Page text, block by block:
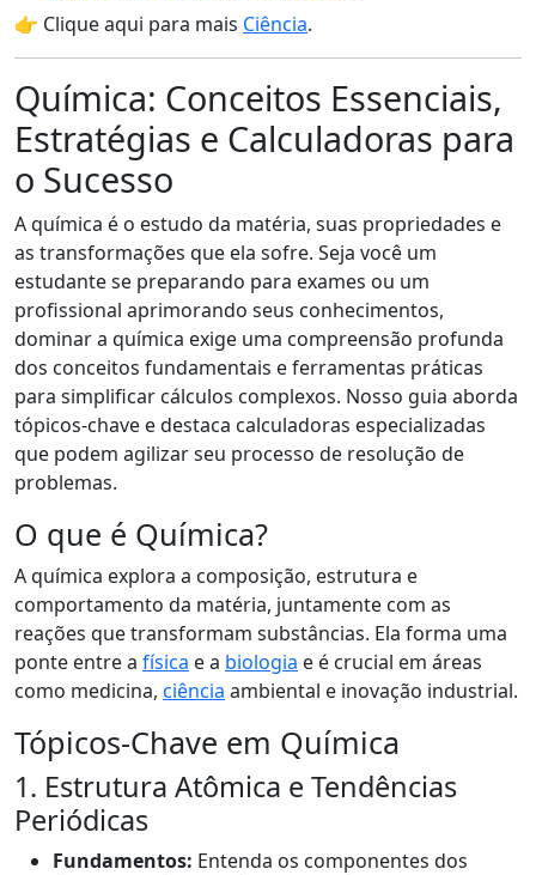
👉 Clique aqui para mais Ciência.
Química: Conceitos Essenciais,
Estratégias e Calculadoras para
o Sucesso
A química é o estudo da matéria, suas propriedades e
as transformações que ela sofre. Seja você um
estudante se preparando para exames ou um
profissional aprimorando seus conhecimentos,
dominar a química exige uma compreensão profunda
dos conceitos fundamentais e ferramentas práticas
para simplificar cálculos complexos. Nosso guia aborda
tópicos-chave e destaca calculadoras especializadas
que podem agilizar seu processo de resolução de
problemas.
O que é Química?
A química explora a composição, estrutura e
comportamento da matéria, juntamente com as
reações que transformam substâncias. Ela forma uma
ponte entre a física e a biologia e é crucial em áreas
como medicina, ciência ambiental e inovação industrial.
Tópicos-Chave em Química
1. Estrutura Atômica e Tendências
Periódicas
Fundamentos: Entenda os componentes dos